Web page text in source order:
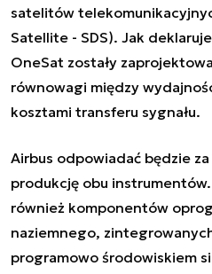
satelitów
Satellite - SDS). Jak
OneSat zostały
równowagi między
kosztami transferu sygnału.
Airbus odpowiadać będzie
produkcję obu
również komponentów
naziemnego,
programowo środowiskiem